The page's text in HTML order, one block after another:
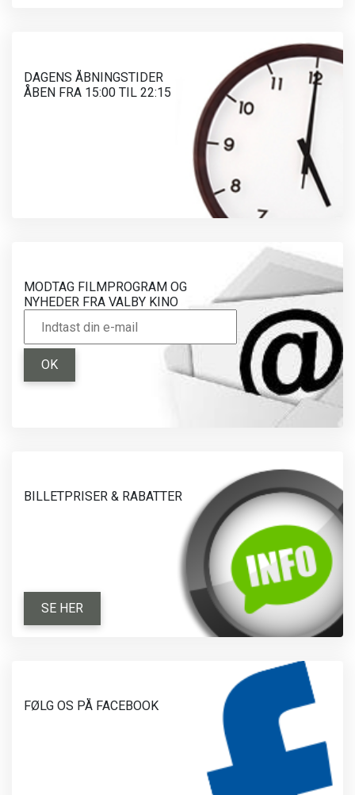
DAGENS ÅBNINGSTIDER
ÅBEN FRA 15:00 TIL 22:15
MODTAG FILMPROGRAM OG
NYHEDER FRA VALBY KINO
OK
BILLETPRISER & RABATTER
SE HER
FØLG OS PÅ FACEBOOK